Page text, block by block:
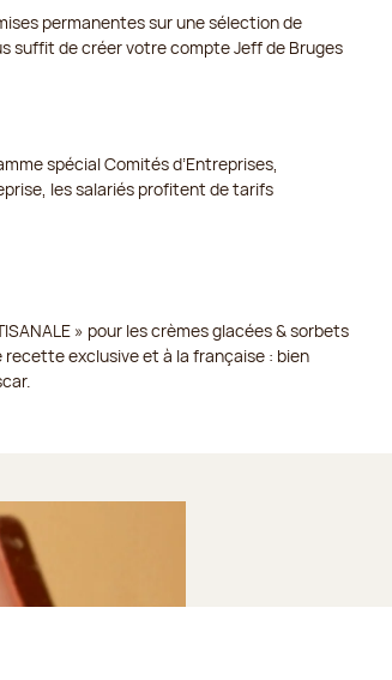
permanentes sur une sélection de
suffit de créer votre compte Jeff de Bruges
spécial Comités d’Entreprises,
les salariés profitent de tarifs
» pour les crèmes glacées & sorbets
recette exclusive et à la française : bien